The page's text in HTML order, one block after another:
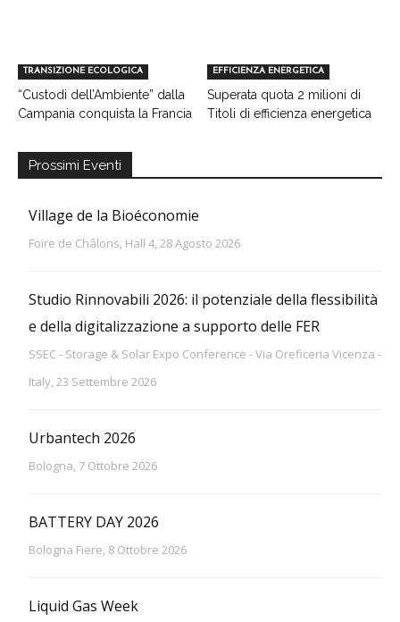
TRANSIZIONE ECOLOGICA
“Custodi dell’Ambiente” dalla
Campania conquista la Francia
EFFICIENZA ENERGETICA
Superata quota 2 milioni di
Titoli di efficienza energetica
Prossimi Eventi
Village de la Bioéconomie
Foire de Châlons, Hall 4, 28 Agosto 2026
Studio Rinnovabili 2026: il potenziale della flessibilità
e della digitalizzazione a supporto delle FER
SSEC - Storage & Solar Expo Conference - Via Oreficeria Vicenza -
Italy, 23 Settembre 2026
Urbantech 2026
Bologna, 7 Ottobre 2026
BATTERY DAY 2026
Bologna Fiere, 8 Ottobre 2026
Liquid Gas Week